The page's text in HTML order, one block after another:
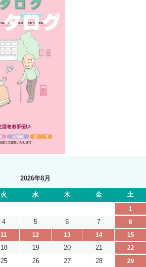
2026年8月
火 水 木 金 土
1
4 5 6 7
8
11 12 13 14
15
18 19 20 21
22
25 26 27 28 29